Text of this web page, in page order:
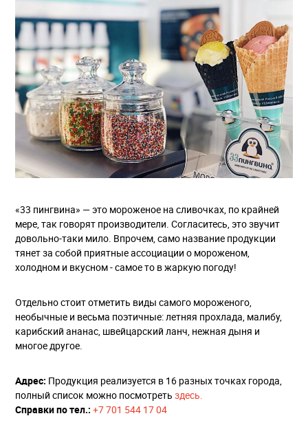
«33 пингвина» — это мороженое на сливочках, по крайней
мере, так говорят производители. Согласитесь, это звучит
довольно-таки мило. Впрочем, само название продукции
тянет за собой приятные ассоциации о мороженом,
холодном и вкусном - самое то в жаркую погоду!
Отдельно стоит отметить виды самого мороженого,
необычные и весьма поэтичные: летняя прохлада, малибу,
карибский ананас, швейцарский ланч, нежная дыня и
многое другое.
Адрес: Продукция реализуется в 16 разных точках города,
полный список можно посмотреть здесь.
Справки по тел.: +7 701 544 17 04